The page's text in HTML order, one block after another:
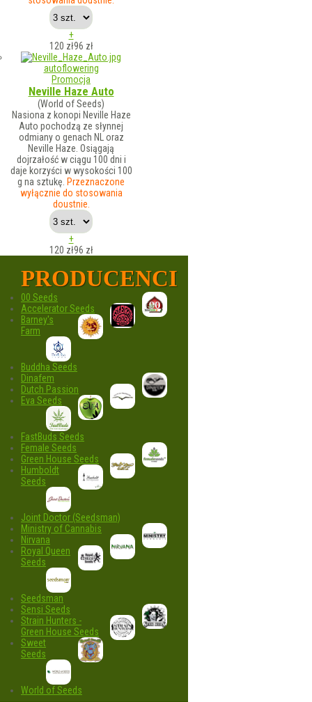
+
120 zł96 zł
autoflowering
Promocja
Neville Haze Auto
(World of Seeds)
Nasiona z konopi Neville Haze
Auto pochodzą ze słynnej
odmiany o genach NL oraz
Neville Haze. Osiągają
dojrzałość w ciągu 100 dni i
daje korzyści w wysokości 100
g na sztukę. Przeznaczone
wyłącznie do stosowania
doustnie.
+
120 zł96 zł
PRODUCENCI
00 Seeds
Accelerator Seeds
Barney's
Farm
Buddha Seeds
Dinafem
Dutch Passion
Eva Seeds
FastBuds Seeds
Female Seeds
Green House Seeds
Humboldt
Seeds
Joint Doctor (Seedsman)
Ministry of Cannabis
Nirvana
Royal Queen
Seeds
Seedsman
Sensi Seeds
Strain Hunters -
Green House Seeds
Sweet
Seeds
World of Seeds